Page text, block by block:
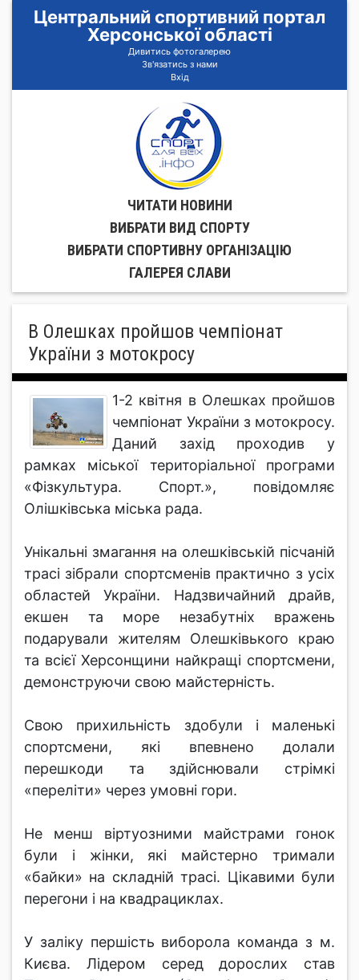
Центральний спортивний портал
Херсонської області
Дивитись фотогалерею
Зв'язатись з нами
Вхід
ЧИТАТИ НОВИНИ
ВИБРАТИ ВИД СПОРТУ
ВИБРАТИ СПОРТИВНУ ОРГАНIЗАЦIЮ
ГАЛЕРЕЯ СЛАВИ
В Олешках пройшов чемпіонат
України з мотокросу
1-2 квітня в Олешках пройшов
чемпіонат України з мотокросу.
Даний захід проходив у
рамках міської територіальної програми
«Фізкультура. Спорт.», повідомляє
Олішківська міська рада.
Унікальні змагання на олешківській пісчаній
трасі зібрали спортсменів практично з усіх
областей України. Надзвичайний драйв,
екшен та море незабутніх вражень
подарували жителям Олешківького краю
та всієї Херсонщини найкращі спортсмени,
демонструючи свою майстерність.
Свою прихильність здобули і маленькі
спортсмени, які впевнено долали
перешкоди та здійснювали стрімкі
«переліти» через умовні гори.
Не менш віртуозними майстрами гонок
були і жінки, які майстерно тримали
«байки» на складній трасі. Цікавими були
перегони і на квадрациклах.
У заліку першість виборола команда з м.
Києва. Лідером серед дорослих став